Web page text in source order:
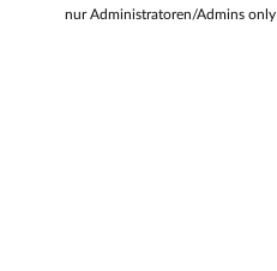
nur Administratoren/Admins only